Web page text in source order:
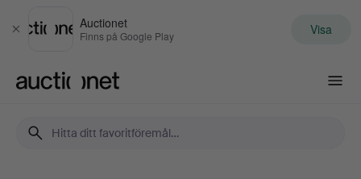
Stäng
Auctionet
Finns på Google Play Visa